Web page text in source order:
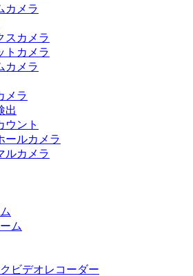
カメラ
スカメラ
トカメラ
カメラ
メラ
出
ウント
ールカメラ
ルカメラ
ム
ビデオレコーダー